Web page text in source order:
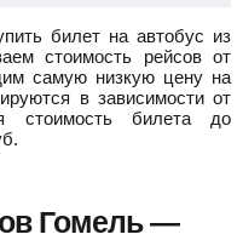
билет на автобус из
стоимость рейсов от
самую низкую цену на
в зависимости от
стоимость билета до
Гомель —